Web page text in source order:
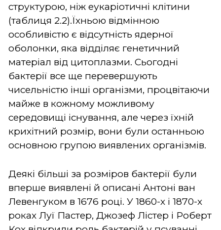
структурою, ніж еукаріотичні клітини
(таблиця 2.2).Їхньою відмінною
особливістю є відсутність ядерної
оболонки, яка відділяє генетичний
матеріал від цитоплазми. Сьогодні
бактерії все ще перевершують
чисельністю інші організми, процвітаючи
майже в кожному можливому
середовищі існування, але через їхній
крихітний розмір, вони були останньою
основною групою виявлених організмів.
Деякі більші за розміров бактерії були
вперше виявлені й описані Антоні ван
Левенгуком в 1676 році. У 1860-х і 1870-х
роках Луї Пастер, Джозеф Лістер і Роберт